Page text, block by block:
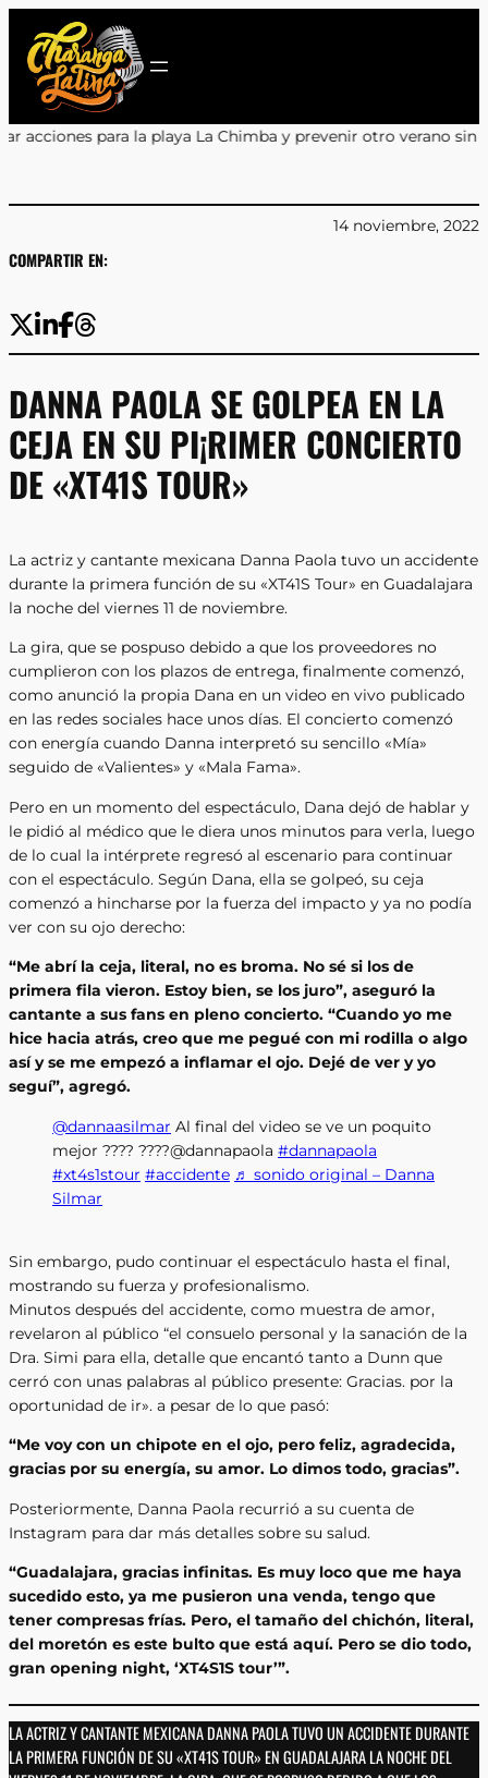
contenido
La Chimba y prevenir otro verano sin salvavidas •Encuentro
COMPARTIR EN:
14 noviembre, 2022
DANNA PAOLA SE GOLPEA EN LA
CEJA EN SU PI¡RIMER CONCIERTO
DE «XT41S TOUR»
La actriz y cantante mexicana Danna Paola tuvo un accidente
durante la primera función de su «XT41S Tour» en Guadalajara
la noche del viernes 11 de noviembre.
La gira, que se pospuso debido a que los proveedores no
cumplieron con los plazos de entrega, finalmente comenzó,
como anunció la propia Dana en un video en vivo publicado
en las redes sociales hace unos días. El concierto comenzó
con energía cuando Danna interpretó su sencillo «Mía»
seguido de «Valientes» y «Mala Fama».
Pero en un momento del espectáculo, Dana dejó de hablar y
le pidió al médico que le diera unos minutos para verla, luego
de lo cual la intérprete regresó al escenario para continuar
con el espectáculo. Según Dana, ella se golpeó, su ceja
comenzó a hincharse por la fuerza del impacto y ya no podía
ver con su ojo derecho:
“Me abrí la ceja, literal, no es broma. No sé si los de
primera fila vieron. Estoy bien, se los juro”, aseguró la
cantante a sus fans en pleno concierto. “Cuando yo me
hice hacia atrás, creo que me pegué con mi rodilla o algo
así y se me empezó a inflamar el ojo. Dejé de ver y yo
seguí”, agregó.
@dannaasilmar Al final del video se ve un poquito
mejor ???? ????@dannapaola #dannapaola
#xt4s1stour #accidente ♬ sonido original – Danna
Silmar
Sin embargo, pudo continuar el espectáculo hasta el final,
mostrando su fuerza y ​​​​profesionalismo.
Minutos después del accidente, como muestra de amor,
revelaron al público “el consuelo personal y la sanación de la
Dra. Simi para ella, detalle que encantó tanto a Dunn que
cerró con unas palabras al público presente: Gracias. por la
oportunidad de ir». a pesar de lo que pasó:
“Me voy con un chipote en el ojo, pero feliz, agradecida,
gracias por su energía, su amor. Lo dimos todo, gracias”.
Posteriormente, Danna Paola recurrió a su cuenta de
Instagram para dar más detalles sobre su salud.
“Guadalajara, gracias infinitas. Es muy loco que me haya
sucedido esto, ya me pusieron una venda, tengo que
tener compresas frías. Pero, el tamaño del chichón, literal,
del moretón es este bulto que está aquí. Pero se dio todo,
gran opening night, ‘XT4S1S tour’”.
LA ACTRIZ Y CANTANTE MEXICANA DANNA PAOLA TUVO UN ACCIDENTE DURANTE
LA PRIMERA FUNCIÓN DE SU «XT41S TOUR» EN GUADALAJARA LA NOCHE DEL